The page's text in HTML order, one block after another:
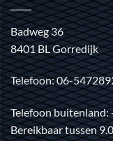
Badweg 36
8401 BL Gorredijk
Telefoon: 06-
Telefoon
Bereikbaar tussen